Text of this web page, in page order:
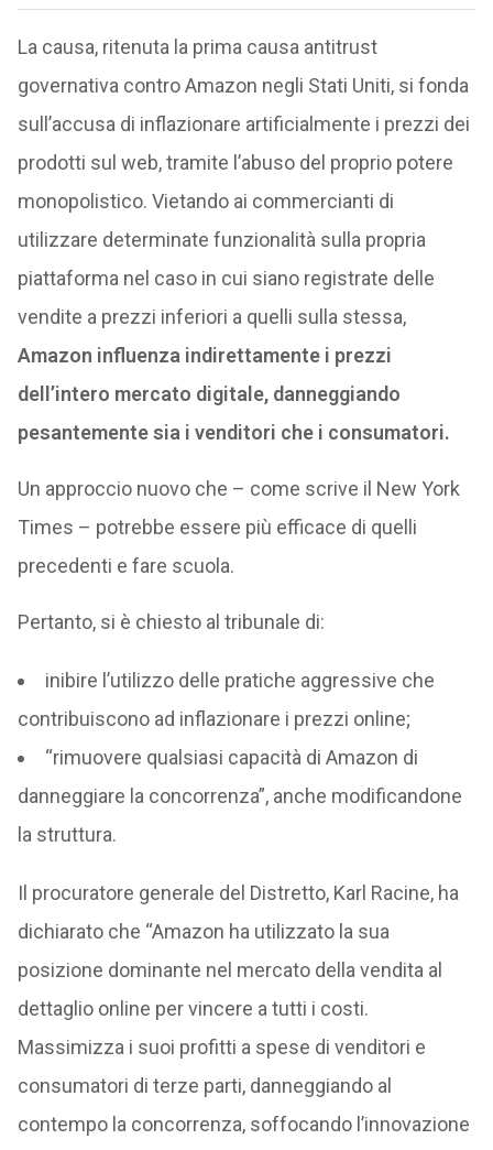
La causa, ritenuta la prima causa antitrust
governativa contro Amazon negli Stati Uniti, si fonda
sull’accusa di inflazionare artificialmente i prezzi dei
prodotti sul web, tramite l’abuso del proprio potere
monopolistico. Vietando ai commercianti di
utilizzare determinate funzionalità sulla propria
piattaforma nel caso in cui siano registrate delle
vendite a prezzi inferiori a quelli sulla stessa,
Amazon influenza indirettamente i prezzi
dell’intero mercato digitale, danneggiando
pesantemente sia i venditori che i consumatori.
Un approccio nuovo che – come scrive il New York
Times – potrebbe essere più efficace di quelli
precedenti e fare scuola.
Pertanto, si è chiesto al tribunale di:
inibire l’utilizzo delle pratiche aggressive che
contribuiscono ad inflazionare i prezzi online;
“rimuovere qualsiasi capacità di Amazon di
danneggiare la concorrenza”, anche modificandone
la struttura.
Il procuratore generale del Distretto, Karl Racine, ha
dichiarato che “Amazon ha utilizzato la sua
posizione dominante nel mercato della vendita al
dettaglio online per vincere a tutti i costi.
Massimizza i suoi profitti a spese di venditori e
consumatori di terze parti, danneggiando al
contempo la concorrenza, soffocando l’innovazione